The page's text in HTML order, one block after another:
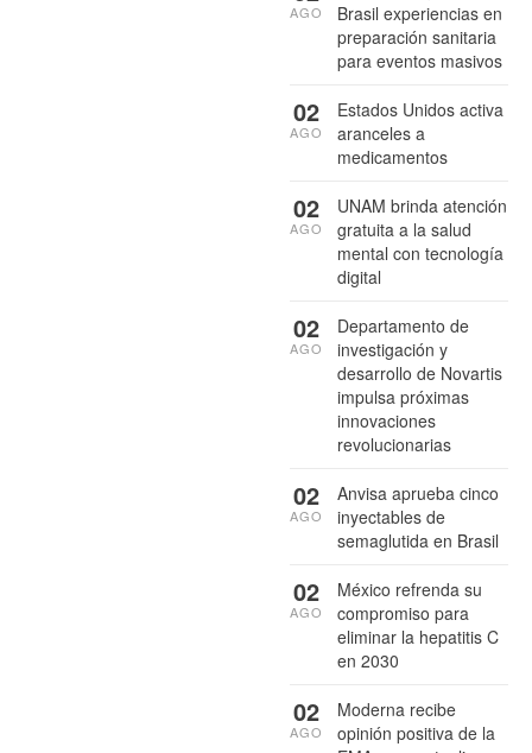
Brasil experiencias en
preparación sanitaria
para eventos masivos
AGO
Estados Unidos activa
aranceles a
medicamentos
02
AGO
UNAM brinda atención
gratuita a la salud
mental con tecnología
digital
02
AGO
Departamento de
investigación y
desarrollo de Novartis
impulsa próximas
innovaciones
revolucionarias
02
AGO
Anvisa aprueba cinco
inyectables de
semaglutida en Brasil
02
AGO
México refrenda su
compromiso para
eliminar la hepatitis C
en 2030
02
AGO
Moderna recibe
opinión positiva de la
02
AGO